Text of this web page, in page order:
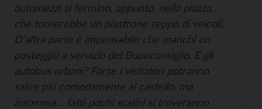
automezzi si fermino, appunto, nella piazza…
che tornerebbe un piastrone zeppo di veicoli.
D’altra parte è impensabile che manchi un
posteggio a servizio del Buonconsiglio. E gli
autobus urbani? Forse i visitatori potranno
salire più comodamente al castello, ma
insomma… fatti pochi scalini si troveranno